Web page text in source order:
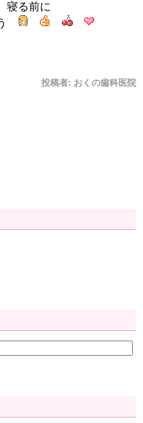
る前に
投稿者: おくの歯科医院